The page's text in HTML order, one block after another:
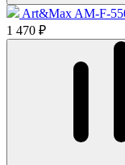
Art&Max AM-F-
1 470 ₽